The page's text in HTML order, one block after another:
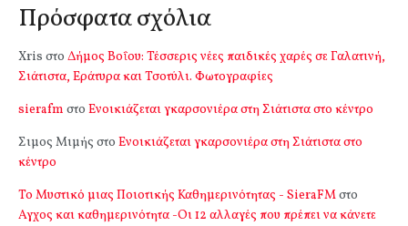
Πρόσφατα σχόλια
Xris στο Δήμος Βοΐου: Τέσσερις νέες παιδικές χαρές σε Γαλατινή,
Σιάτιστα, Εράτυρα και Τσοτύλι. Φωτογραφίες
sierafm στο Ενοικιάζεται γκαρσονιέρα στη Σιάτιστα στο κέντρο
Σιμος Μιμής στο Ενοικιάζεται γκαρσονιέρα στη Σιάτιστα στο
κέντρο
Το Μυστικό μιας Ποιοτικής Καθημερινότητας - SieraFMστο
Αγχος και καθημερινότητα -Οι 12 αλλαγές που πρέπει να κάνετε